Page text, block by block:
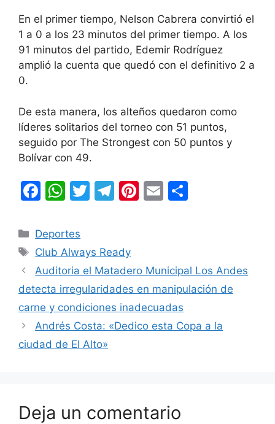
En el primer tiempo, Nelson Cabrera convirtió el
1 a 0 a los 23 minutos del primer tiempo. A los
91 minutos del partido, Edemir Rodríguez
amplió la cuenta que quedó con el definitivo 2 a
0.
De esta manera, los alteños quedaron como
líderes solitarios del torneo con 51 puntos,
seguido por The Strongest con 50 puntos y
Bolívar con 49.
F
c
e
b
o
o
k
W
at
s
A
p
p
T
er
T
gr
a
m
Pi
st
E
ar
tir
Categorías
Deportes
Etiquetas
Club Always Ready
Auditoria el Matadero Municipal Los Andes
detecta irregularidades en manipulación de
carne y condiciones inadecuadas
Andrés Costa: «Dedico esta Copa a la
ciudad de El Alto»
Deja un comentario